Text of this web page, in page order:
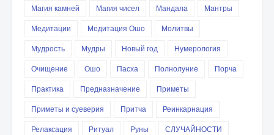
Магия камней
Магия чисел Мандала
Мантры
Медитации
Медитация Ошо
Молитвы
Мудрость
Мудры Новый год
Нумерология
Очищение
Ошо Пасха Полнолуние
Порча
Практика
Предназначение
Приметы
Приметы и суеверия
Притча
Реинкарнация
Релаксация
Ритуал Руны
СЛУЧАЙНОСТИ